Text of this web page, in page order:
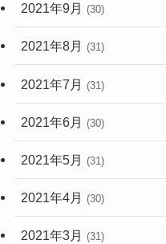
2021年9月 (30)
2021年8月 (31)
2021年7月 (31)
2021年6月 (30)
2021年5月 (31)
2021年4月 (30)
2021年3月 (31)